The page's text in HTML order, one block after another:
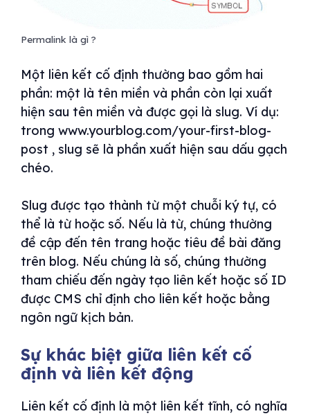
Permalink là gì ?
Một liên kết cố định thường bao gồm hai
phần: một là tên miền và phần còn lại xuất
hiện sau tên miền và được gọi là slug. Ví dụ:
trong www.yourblog.com/your-first-blog-
post , slug sẽ là phần xuất hiện sau dấu gạch
chéo.
Slug được tạo thành từ một chuỗi ký tự, có
thể là từ hoặc số. Nếu là từ, chúng thường
đề cập đến tên trang hoặc tiêu đề bài đăng
trên blog. Nếu chúng là số, chúng thường
tham chiếu đến ngày tạo liên kết hoặc số ID
được CMS chỉ định cho liên kết hoặc bằng
ngôn ngữ kịch bản.
Sự khác biệt giữa liên kết cố
định và liên kết động
Liên kết cố định là một liên kết tĩnh, có nghĩa